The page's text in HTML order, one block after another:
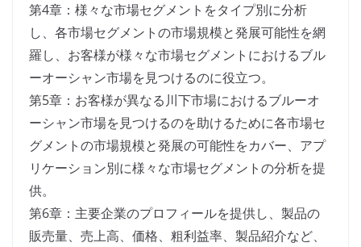
第4章：様々な市場セグメントをタイプ別に分析
し、各市場セグメントの市場規模と発展可能性を網
羅し、お客様が様々な市場セグメントにおけるブル
ーオーシャン市場を見つけるのに役立つ。
第5章：お客様が異なる川下市場におけるブルーオ
ーシャン市場を見つけるのを助けるために各市場セ
グメントの市場規模と発展の可能性をカバー、アプ
リケーション別に様々な市場セグメントの分析を提
供。
第6章：主要企業のプロフィールを提供し、製品の
販売量、売上高、価格、粗利益率、製品紹介など、